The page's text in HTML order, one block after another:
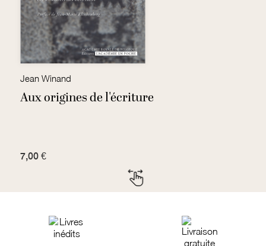
Jean Winand
Aux origines de l'écriture
7,00 €